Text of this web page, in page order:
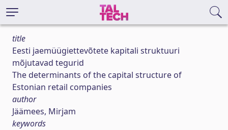
title
Eesti jaemüügiettevõtete kapitali struktuuri
mõjutavad tegurid
The determinants of the capital structure of
Estonian retail companies
author
Jäämees, Mirjam
keywords